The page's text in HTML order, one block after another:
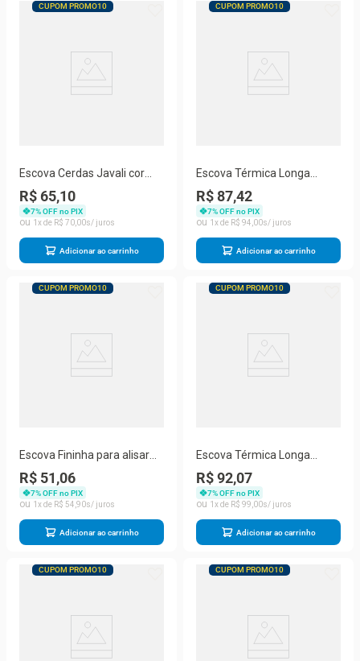
CUPOM PROMO10
Escova Cerdas Javali cor
amarela, tamanho 12
R$ 65,10
7% OFF no PIX
1
R$ 70 00
Adicionar ao carrinho
CUPOM PROMO10
Escova Térmica Longa
Dourada tamanho M
R$ 87,42
7% OFF no PIX
1
R$ 94 00
Adicionar ao carrinho
CUPOM PROMO10
Escova Fininha para alisar
raiz do cabelo
R$ 51,06
7% OFF no PIX
1
R$ 54 90
Adicionar ao carrinho
CUPOM PROMO10
Escova Térmica Longa
Dourada tamanho G
R$ 92,07
7% OFF no PIX
1
R$ 99 00
Adicionar ao carrinho
CUPOM PROMO10 CUPOM PROMO10